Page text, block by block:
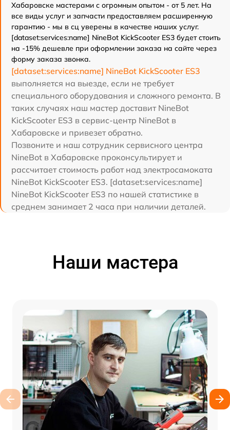
Хабаровске мастерами с огромным опытом - от 5 лет. На
все виды услуг и запчасти предоставляем расширенную
гарантию - мы в сц уверены в качестве наших услуг.
[dataset:services:name] NineBot KickScooter ES3 будет стоить
на -15% дешевле при оформлении заказа на сайте через
форму заказа звонка.
[dataset:services:name] NineBot KickScooter ES3
выполняется на выезде, если не требует
специального оборудования и сложного ремонта. В
таких случаях наш мастер доставит NineBot
KickScooter ES3 в сервис-центр NineBot в
Хабаровске и привезет обратно.
Позвоните и наш сотрудник сервисного центра
NineBot в Хабаровске проконсультирует и
рассчитает стоимость работ над электросамоката
NineBot KickScooter ES3. [dataset:services:name]
NineBot KickScooter ES3 по нашей статистике в
среднем занимает 2 часа при наличии деталей.
Наши мастера